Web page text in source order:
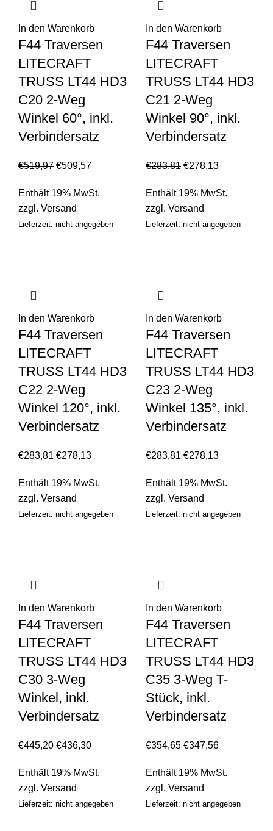
In den Warenkorb
F44 Traversen
LITECRAFT
TRUSS LT44 HD3
C20 2-Weg
Winkel 60°, inkl.
Verbindersatz
€519,97 €509,57
Enthält 19% MwSt.
zzgl. Versand
Lieferzeit: nicht angegeben
In den Warenkorb
F44 Traversen
LITECRAFT
TRUSS LT44 HD3
C21 2-Weg
Winkel 90°, inkl.
Verbindersatz
€283,81 €278,13
Enthält 19% MwSt.
zzgl. Versand
Lieferzeit: nicht angegeben
In den Warenkorb
F44 Traversen
LITECRAFT
TRUSS LT44 HD3
C22 2-Weg
Winkel 120°, inkl.
Verbindersatz
€283,81 €278,13
Enthält 19% MwSt.
zzgl. Versand
Lieferzeit: nicht angegeben
In den Warenkorb
F44 Traversen
LITECRAFT
TRUSS LT44 HD3
C23 2-Weg
Winkel 135°, inkl.
Verbindersatz
€283,81 €278,13
Enthält 19% MwSt.
zzgl. Versand
Lieferzeit: nicht angegeben
In den Warenkorb
F44 Traversen
LITECRAFT
TRUSS LT44 HD3
C30 3-Weg
Winkel, inkl.
Verbindersatz
€445,20 €436,30
Enthält 19% MwSt.
zzgl. Versand
Lieferzeit: nicht angegeben
In den Warenkorb
F44 Traversen
LITECRAFT
TRUSS LT44 HD3
C35 3-Weg T-
Stück, inkl.
Verbindersatz
€354,65 €347,56
Enthält 19% MwSt.
zzgl. Versand
Lieferzeit: nicht angegeben